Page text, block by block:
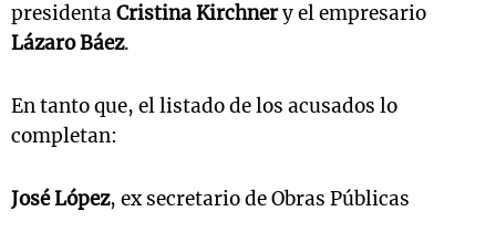
presidentaCristina Kirchnery el empresario
Lázaro Báez.
En tanto que, el listado de los acusados lo
completan:
José López, ex secretario de Obras Públicas